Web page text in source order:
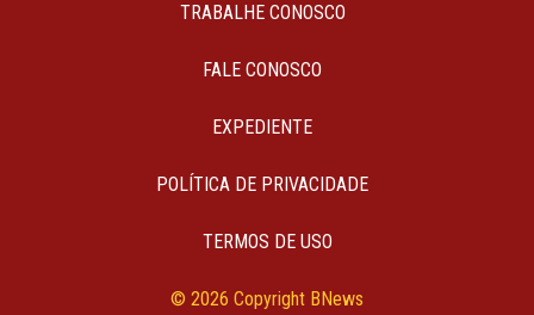
TRABALHE CONOSCO
FALE CONOSCO
EXPEDIENTE
POLÍTICA DE PRIVACIDADE
TERMOS DE USO
© 2026 Copyright BNews